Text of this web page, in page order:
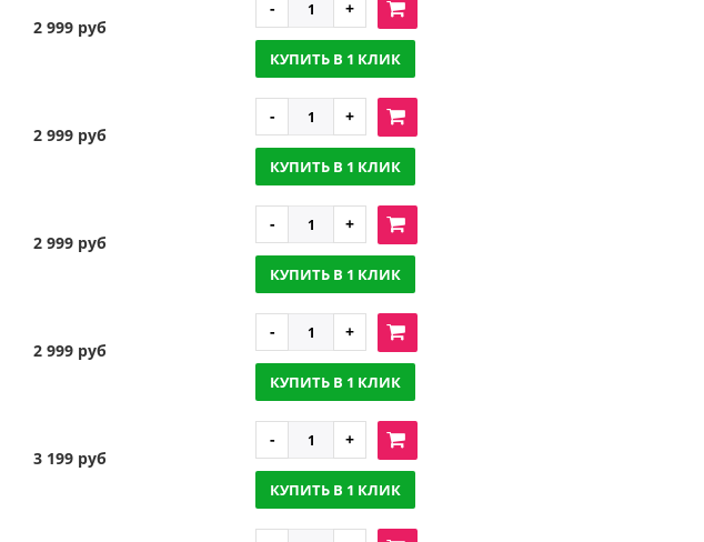
2 999 руб
КУПИТЬ В 1 КЛИК
2 999 руб
КУПИТЬ В 1 КЛИК
2 999 руб
КУПИТЬ В 1 КЛИК
2 999 руб
КУПИТЬ В 1 КЛИК
3 199 руб
КУПИТЬ В 1 КЛИК